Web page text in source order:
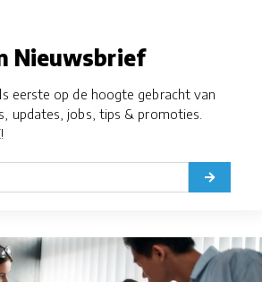
Nieuwsbrief
eerste op de hoogte gebracht van
updates, jobs, tips & promoties.